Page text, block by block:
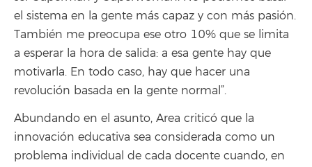
el sistema en la gente más capaz y con más pasión.
También me preocupa ese otro 10% que se limita
a esperar la hora de salida: a esa gente hay que
motivarla. En todo caso, hay que hacer una
revolución basada en la gente normal”.
Abundando en el asunto, Area criticó que la
innovación educativa sea considerada como un
problema individual de cada docente cuando, en